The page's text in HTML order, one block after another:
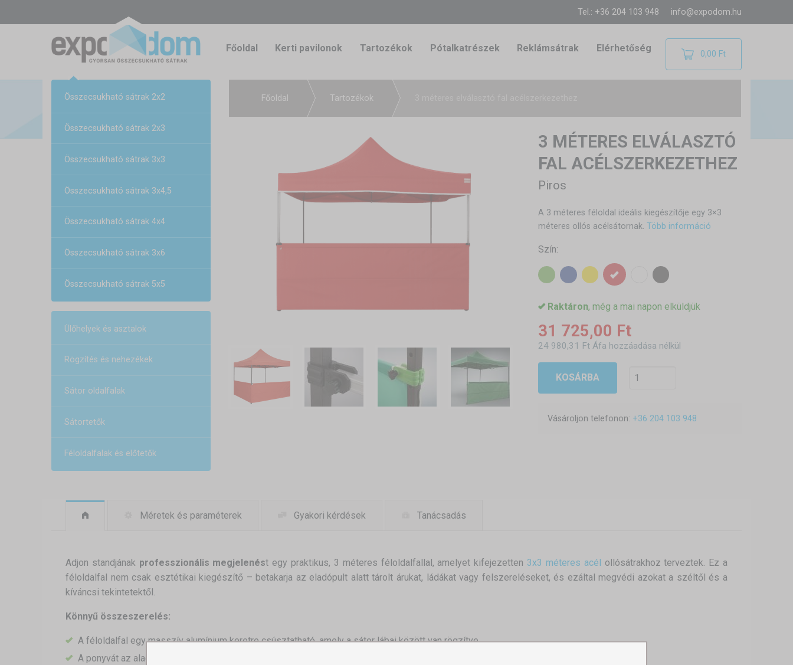
Tel.: +36 204 103 948 info@expodom.hu
Főoldal Kerti pavilonok Tartozékok Pótalkatrészek Reklámsátrak Elérhetőség 0,00 Ft
Összecsukható sátrak 2x2
Összecsukható sátrak 2x3
Összecsukható sátrak 3x3
Összecsukható sátrak 3x4,5
Összecsukható sátrak 4x4
Összecsukható sátrak 3x6
Összecsukható sátrak 5x5
Ülőhelyek és asztalok
Rögzítés és nehezékek
Sátor oldalfalak
Sátortetők
Féloldalfalak és előtetők
Főoldal Tartozékok
3 MÉTERES ELVÁLASZTÓ
FAL ACÉLSZERKEZETHEZ
Piros
A 3 méteres féloldal ideális kiegészítője egy 3×3
méteres ollós acélsátornak. Több információ
Szín:
Raktáron, még a mai napon elküldjük
31 725,00 Ft
24 980,31 Ft Áfa hozzáadása nélkül
KOSÁRBA
Vásároljon telefonon: +36 204 103 948
Méretek és paraméterek Gyakori kérdések Tanácsadás
Adjon standjának professzionális megjelenést egy praktikus, 3 méteres féloldalfallal, amelyet kifejezetten 3x3 méteres acél
ollósátrakhoz terveztek. Ez a
féloldalfal nem csak esztétikai kiegészítő – betakarja az eladópult alatt tárolt árukat, ládákat vagy felszereléseket, és ezáltal megvédi azokat a széltől és a
kíváncsi tekintetektől.
Könnyű összeszerelés:
A féloldalfal egy masszív alumínium keretre csúsztatható, amely a sátor lábai között van rögzítve.
A ponyvát az alagúton keresztül vezetik át, és két konzol segítségével rögzítik a szerkezethez.